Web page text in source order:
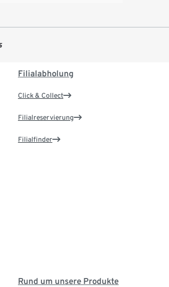
Filialabholung
Click & Collect
Filialreservierung
Filialfinder
Rund um unsere Produkte